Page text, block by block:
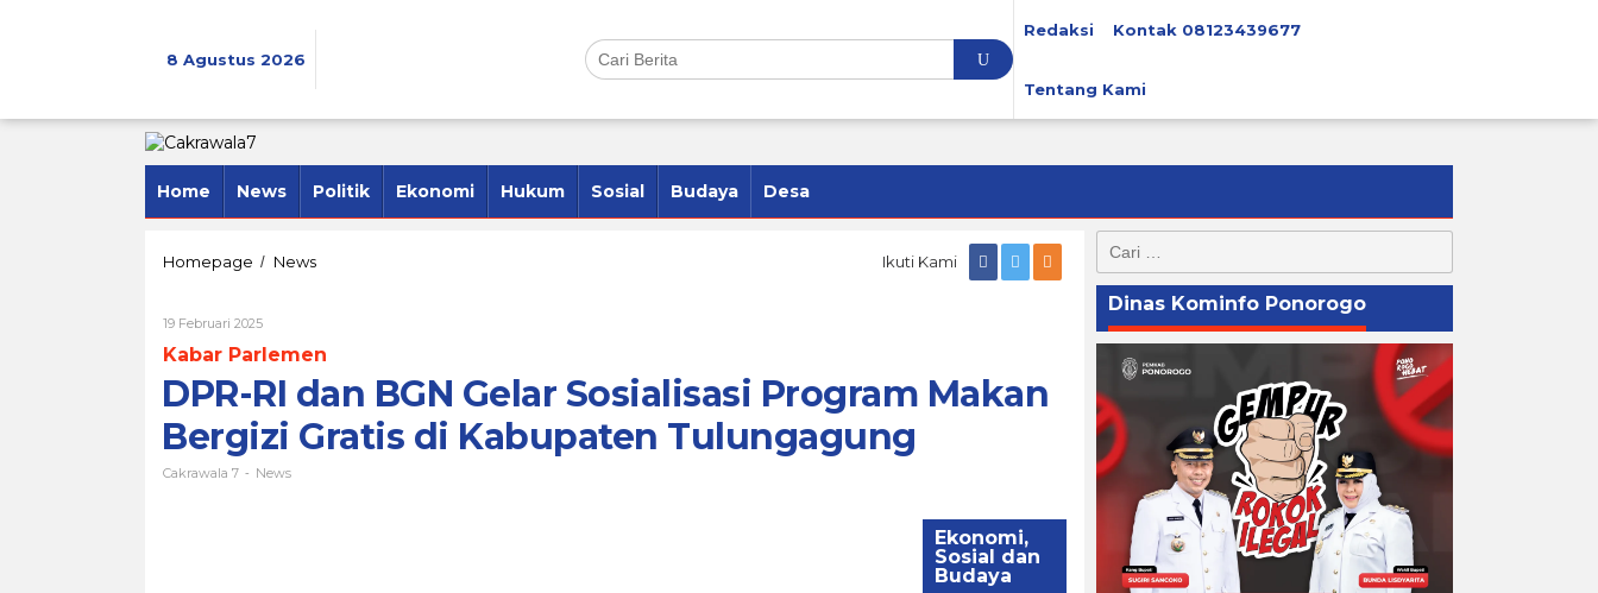
8 Agustus 2026
Redaksi Kontak 08123439677
Tentang Kami
Home News Politik Ekonomi Hukum Sosial Budaya Desa
Homepage / NewsDPR-
Sosialisasi
Program
Makan
Bergizi
Gratis
Ikuti Kami
19 Februari 2025Oleh
7
Kabar Parlemen
DPR-RI dan BGN Gelar Sosialisasi Program Makan
Bergizi Gratis di Kabupaten Tulungagung
Cakrawala 7 - News
Ekonomi,
Sosial dan
Budaya
untuk:
Dinas Kominfo Ponorogo